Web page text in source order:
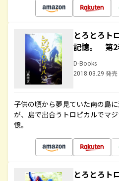
とろとろト
記憶。 第2
D-Books
2018.03.29 発売
子供の頃から夢見ていた南の島
が、島で出合うトロピカルでマ
憶。
とろとろト